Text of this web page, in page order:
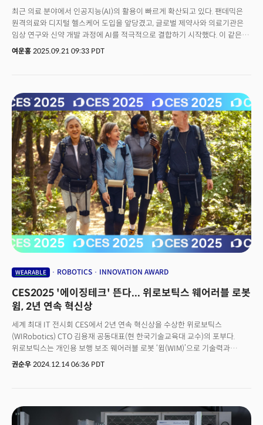
최근 의료 분야에서 인공지능(AI)의 활용이 빠르게 확산되고 있다. 팬데믹은
원격의료와 디지털 헬스케어 도입을 앞당겼고, 글로벌 제약사와 의료기관은
임상 연구와 신약 개발 과정에 AI를 적극적으로 결합하기 시작했다. 이 같은
변화는 AI가 단순히 연구실의 도구를 넘어 실제 임상 현장과 산업 전반의
헬스케어 역사에 중요한 분기점이었다. 세계적 권위지 네이처(Nature)가
자매지 네이처 머신 인텔리전스(Nature Machine Intelligence) 창간을
발표하며, ‘AI-Enabled Healthcare Devices and Systems’라는 키워드를
전면에 내세운 것. 이는 AI와 헬스케어의 융합이 단순한 실험 단계를 넘어
독립적인 학문 영역으로 자리잡았음을 상징했다.2019년 공식 창간한 이
저널은 머신 인텔리전스 시대의 재현성과 투명성을 강조하는 새로운 결과와,
AI 기반 의료기기의 혁신 성과를 소개하기 시작했다. 같은 해 9월 필자가
조지아공대(Georgia Tech) 석좌교수로 재직하며 이끌고 있는 연구팀이
발표한 ‘완전 휴대형·무선 뇌-기계 인터페이스(Vol.1, pp.412–422, 2019 )’
논문이 대표적 사례였다. 유연한 두피 전자소자와 딥러닝을 결합해 환자가
생각만으로 휠체어나 로봇을 제어할 수 있음을 임상 환경에서 검증한
연구였다.
여운홍 2025.09.21 09:33 PDT
WEARABLE ROBOTICS INNOVATION AWARD
CES2025 '에이징테크' 뜬다... 위로보틱스 웨어러블 로봇
윔, 2년 연속 혁신상
세계 최대 IT 전시회 CES에서 2년 연속 혁신상을 수상한 위로보틱스
(WIRobotics) CTO 김용재 공동대표(현 한국기술교육대 교수)의 포부다.
위로보틱스는 개인용 보행 보조 웨어러블 로봇 ‘윔(WIM)’으로 기술력과
경쟁력을 인정받으며 주목받고 있다.윔은 CES2024에서 로보틱스와
경쟁력을 다시 한번 확인했다"며, "사람 중심의 기술 개발을 통해 웨어러블
로봇이 일상에 자연스럽게 스며들고, 활동에 어려움을 겪는 모든 이들의 삶의
권순우 2024.12.14 06:36 PDT